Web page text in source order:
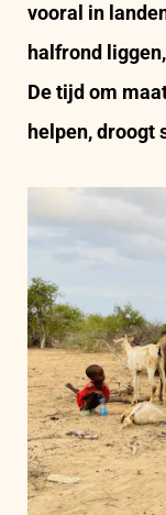
vooral in
halfrond
De tijd om
helpen, droogt